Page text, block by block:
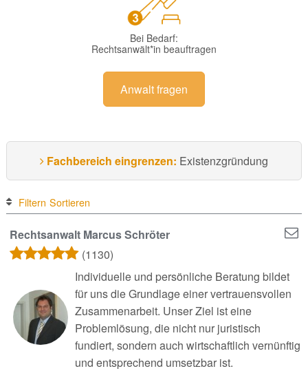
Bei Bedarf:
Rechtsanwält*in beauftragen
Anwalt fragen
Fachbereich eingrenzen: Existenzgründung
Filtern Sortieren
Rechtsanwalt Marcus Schröter
(1130)
Individuelle und persönliche Beratung bildet
für uns die Grundlage einer vertrauensvollen
Zusammenarbeit. Unser Ziel ist eine
Problemlösung, die nicht nur juristisch
fundiert, sondern auch wirtschaftlich vernünftig
und entsprechend umsetzbar ist.